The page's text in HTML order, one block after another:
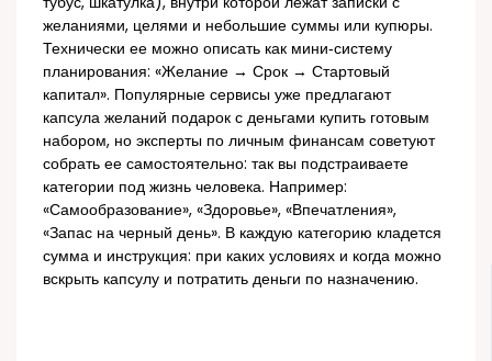
желаниями, целями и небольшие суммы или купюры.
Технически ее можно описать как мини‑систему
планирования: «Желание → Срок → Стартовый
капитал». Популярные сервисы уже предлагают
капсула желаний подарок с деньгами купить готовым
набором, но эксперты по личным финансам советуют
собрать ее самостоятельно: так вы подстраиваете
категории под жизнь человека. Например:
«Самообразование», «Здоровье», «Впечатления»,
«Запас на черный день». В каждую категорию кладется
сумма и инструкция: при каких условиях и когда можно
вскрыть капсулу и потратить деньги по назначению.